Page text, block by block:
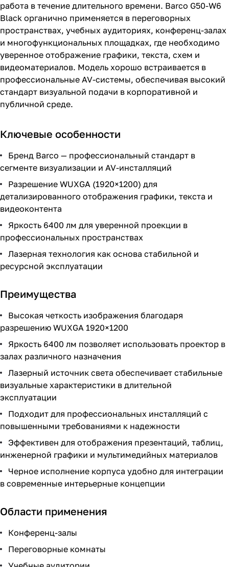
работа в течение длительного времени. Barco G50-W6
Black органично применяется в переговорных
пространствах, учебных аудиториях, конференц-залах
и многофункциональных площадках, где необходимо
уверенное отображение графики, текста, схем и
видеоматериалов. Модель хорошо встраивается в
профессиональные AV-системы, обеспечивая высокий
стандарт визуальной подачи в корпоративной и
публичной среде.
Ключевые особенности
Бренд Barco — профессиональный стандарт в
сегменте визуализации и AV-инсталляций
Разрешение WUXGA (1920×1200) для
детализированного отображения графики, текста и
видеоконтента
Яркость 6400 лм для уверенной проекции в
профессиональных пространствах
Лазерная технология как основа стабильной и
ресурсной эксплуатации
Преимущества
Высокая четкость изображения благодаря
разрешению WUXGA 1920×1200
Яркость 6400 лм позволяет использовать проектор в
залах различного назначения
Лазерный источник света обеспечивает стабильные
визуальные характеристики в длительной
эксплуатации
Подходит для профессиональных инсталляций с
повышенными требованиями к надежности
Эффективен для отображения презентаций, таблиц,
инженерной графики и мультимедийных материалов
Черное исполнение корпуса удобно для интеграции
в современные интерьерные концепции
Области применения
Конференц-залы
Переговорные комнаты